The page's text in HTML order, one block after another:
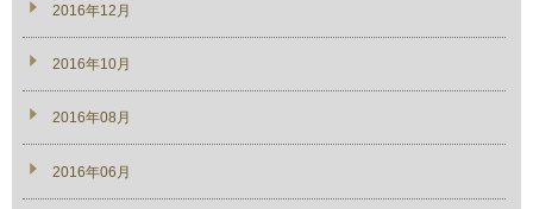
2016年12月
2016年10月
2016年08月
2016年06月